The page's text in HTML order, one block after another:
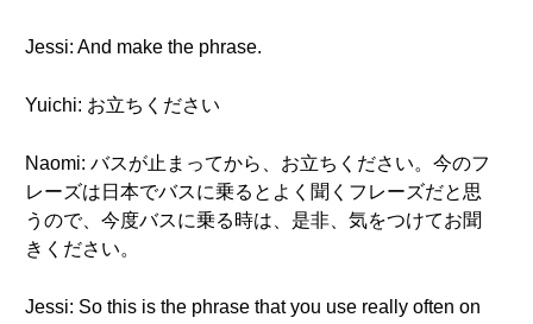
Jessi: And make the phrase.
Yuichi: お立ちください
Naomi: バスが止まってから、お立ちください。今のフ
レーズは日本でバスに乗るとよく聞くフレーズだと思
うので、今度バスに乗る時は、是非、気をつけてお聞
きください。
Jessi: So this is the phrase that you use really often on